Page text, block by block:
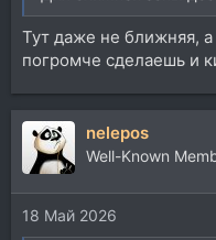
Тут даже не ближняя,
погромче сделаешь и
nelepos
Well-Known
18 Май 2026